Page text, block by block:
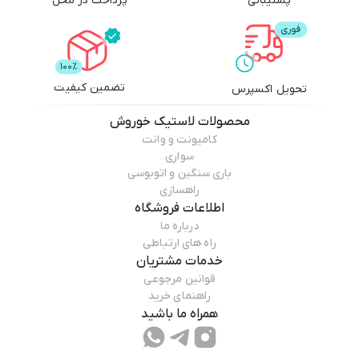
تحویل اکسپرس تضمین کیفیت
محصولاتلاستیک خوروش
کامیونت و وانت
سواری
باری سنگین و اتوبوسی
راهسازی
اطلاعات فروشگاه
درباره ما
راه های ارتباطی
خدمات مشتریان
قوانین مرجوعی
راهنمای خرید
همراه ما باشید